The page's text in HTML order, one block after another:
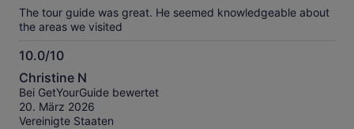
The tour guide was great. He seemed knowledgeable about
the areas we visited
10.0/10
10.0
von
10
Christine N
Bei GetYourGuide bewertet
20. März 2026
Vereinigte Staaten